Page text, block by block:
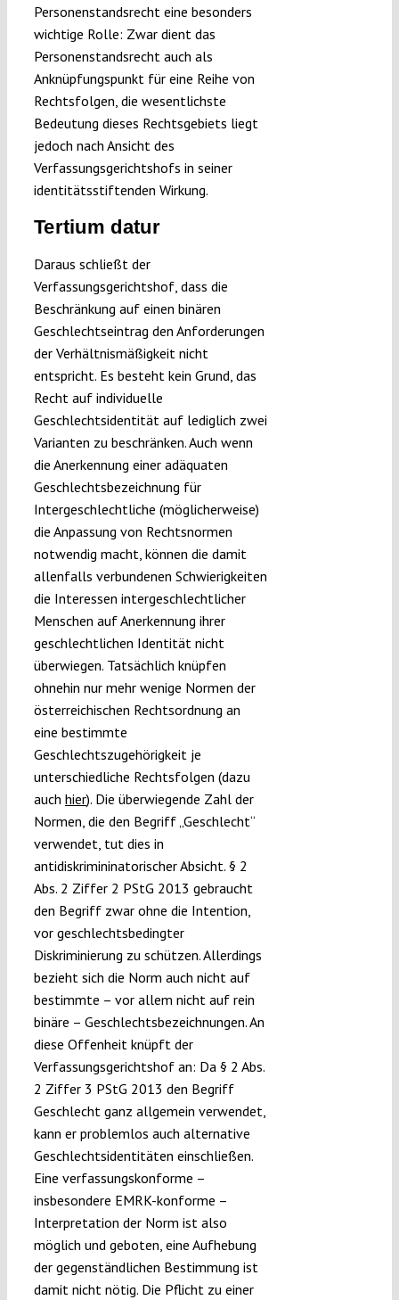
Personenstandsrecht eine besonders
wichtige Rolle: Zwar dient das
Personenstandsrecht auch als
Anknüpfungspunkt für eine Reihe von
Rechtsfolgen, die wesentlichste
Bedeutung dieses Rechtsgebiets liegt
jedoch nach Ansicht des
Verfassungsgerichtshofs in seiner
identitätsstiftenden Wirkung.
Tertium datur
Daraus schließt der
Verfassungsgerichtshof, dass die
Beschränkung auf einen binären
Geschlechtseintrag den Anforderungen
der Verhältnismäßigkeit nicht
entspricht. Es besteht kein Grund, das
Recht auf individuelle
Geschlechtsidentität auf lediglich zwei
Varianten zu beschränken. Auch wenn
die Anerkennung einer adäquaten
Geschlechtsbezeichnung für
Intergeschlechtliche (möglicherweise)
die Anpassung von Rechtsnormen
notwendig macht, können die damit
allenfalls verbundenen Schwierigkeiten
die Interessen intergeschlechtlicher
Menschen auf Anerkennung ihrer
geschlechtlichen Identität nicht
überwiegen. Tatsächlich knüpfen
ohnehin nur mehr wenige Normen der
österreichischen Rechtsordnung an
eine bestimmte
Geschlechtszugehörigkeit je
unterschiedliche Rechtsfolgen (dazu
auch hier). Die überwiegende Zahl der
Normen, die den Begriff „Geschlecht“
verwendet, tut dies in
antidiskrimininatorischer Absicht. § 2
Abs. 2 Ziffer 2 PStG 2013 gebraucht
den Begriff zwar ohne die Intention,
vor geschlechtsbedingter
Diskriminierung zu schützen. Allerdings
bezieht sich die Norm auch nicht auf
bestimmte – vor allem nicht auf rein
binäre – Geschlechtsbezeichnungen. An
diese Offenheit knüpft der
Verfassungsgerichtshof an: Da § 2 Abs.
2 Ziffer 3 PStG 2013 den Begriff
Geschlecht ganz allgemein verwendet,
kann er problemlos auch alternative
Geschlechtsidentitäten einschließen.
Eine verfassungskonforme –
insbesondere EMRK-konforme –
Interpretation der Norm ist also
möglich und geboten, eine Aufhebung
der gegenständlichen Bestimmung ist
damit nicht nötig. Die Pflicht zu einer